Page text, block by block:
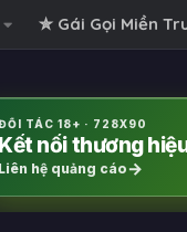
✮ Gái Gọi Miền
TÁC 18+ · 728X90
Kết nối thương
Liên hệ quảng cáo